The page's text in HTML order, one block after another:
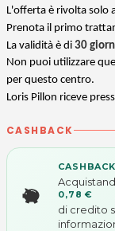
L'offerta è rivolta solo
Prenota il primo
La validità è di 30
Non puoi utilizzare
per questo centro.
Loris Pillon riceve
CASHBACK
CASHBACK
0,78 €
di credito